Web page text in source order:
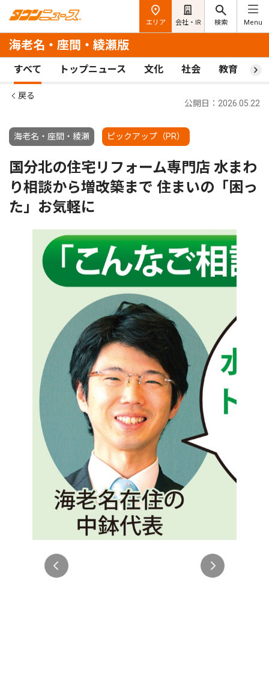
エリア 会社・IR 検索 Menu
海老名・座間・綾瀬版
すべて トップニュース 文化 社会 教育 ス
戻る
海老名・座間・綾瀬 ピックアップ（PR）
公開日：2026.05.22
国分北の住宅リフォーム専門店 水まわ
り相談から増改築まで 住まいの「困っ
た」お気軽に